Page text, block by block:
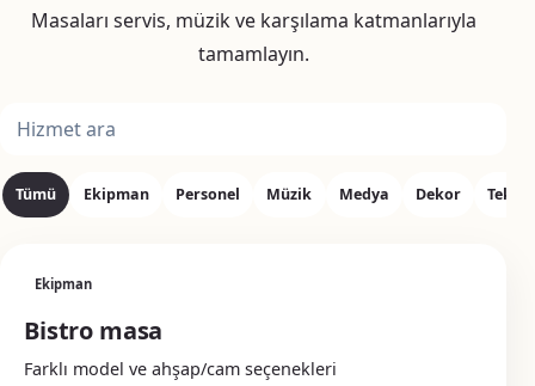
Masaları servis, müzik ve karşılama katmanlarıyla
tamamlayın.
Ek hizmet ara
Tümü Ekipman Personel Müzik Medya Dekor
Ekipman
Bistro masa
Farklı model ve ahşap/cam seçenekleri